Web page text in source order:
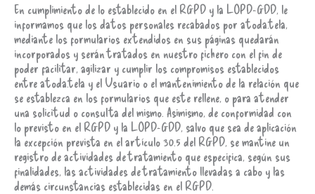
En cumplimiento de lo establecido en el RGPD y la LOPD-GDD, le
informamos que los datos personales recabados por atoda.tela,
mediante los formularios extendidos en sus páginas quedarán
incorporados y serán tratados en nuestro fichero con el fin de
poder facilitar, agilizar y cumplir los compromisos establecidos
entre atoda.tela y el Usuario o el mantenimiento de la relación que
se establezca en los formularios que este rellene, o para atender
una solicitud o consulta del mismo. Asimismo, de conformidad con
lo previsto en el RGPD y la LOPD-GDD, salvo que sea de aplicación
la excepción prevista en el artículo 30.5 del RGPD, se mantine un
registro de actividades de tratamiento que especifica, según sus
finalidades, las actividades de tratamiento llevadas a cabo y las
demás circunstancias establecidas en el RGPD.